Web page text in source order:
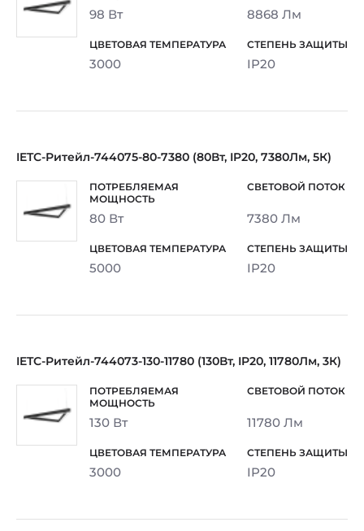
98 Вт 8868 Лм
3000 IP20
IETC-Ритейл-744075-80-7380 (80Вт, IP20, 7380Лм, 5К)
80 Вт 7380 Лм
5000 IP20
IETC-Ритейл-744073-130-11780 (130Вт, IP20, 11780Лм, 3К)
130 Вт 11780 Лм
3000 IP20